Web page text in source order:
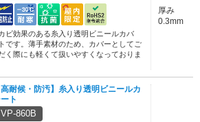
ビ効果のある糸入り透明ビニールカバ
です。薄手素材のため、カバーとしてご
く際にも軽くて扱いやすくなっておりま
厚み
0.3mm
高耐候・防汚】糸入り透明ビニールカ
ト
860B